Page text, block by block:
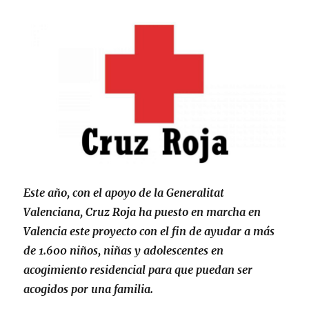
Este año, con el apoyo de la Generalitat
Valenciana, Cruz Roja ha puesto en marcha en
Valencia este proyecto con el fin de ayudar a más
de 1.600 niños, niñas y adolescentes en
acogimiento residencial para que puedan ser
acogidos por una familia.